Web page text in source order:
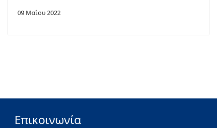
09 Μαΐου 2022
Επικοινωνία